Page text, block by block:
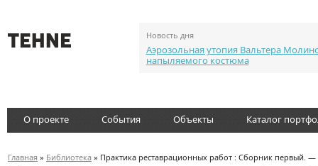
Новость дня
Аэрозольная утопия Вальтера
напыляемого костюма
О проекте События Объекты Каталог
Главная » Библиотека » Практика реставрационных работ : Сборник первый. —